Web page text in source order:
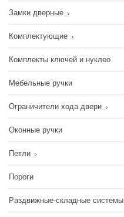
Замки дверные
Комплектующие
Комплекты ключей и нуклео
Мебельные ручки
Ограничители хода двери
Оконные ручки
Петли
Пороги
Раздвижные-складные системы